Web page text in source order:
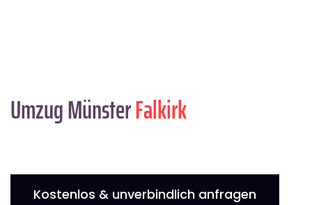
Umzug MünsterFalkirk
Kostenlos & unverbindlich anfragen